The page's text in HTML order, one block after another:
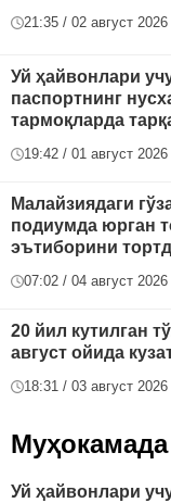
21:35 / 02 август 2026
Уй ҳайвонлари
паспортнинг
тармоқларда
19:42 / 01 август 2026
Малайзиядаги
подиумда юрган
эътиборини
07:02 / 04 август 2026
20 йил кутилган
август ойида
18:31 / 03 август 2026
Муҳокамада
Уй ҳайвонлари